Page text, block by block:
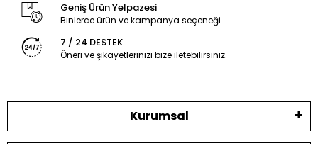
Geniş Ürün Yelpazesi
Binlerce ürün ve kampanya seçeneği
7 / 24 DESTEK
Öneri ve şikayetlerinizi bize iletebilirsiniz.
Kurumsal